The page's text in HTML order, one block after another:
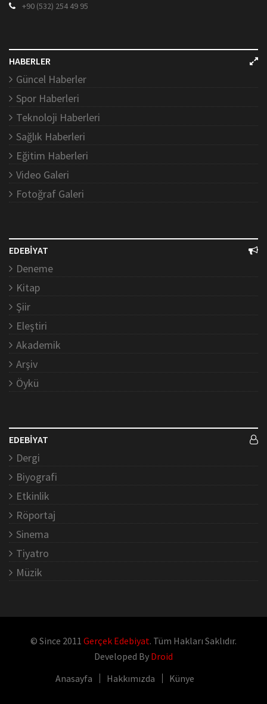
+90 (532) 254 49 95
HABERLER
Güncel Haberler
Spor Haberleri
Teknoloji Haberleri
Sağlık Haberleri
Eğitim Haberleri
Video Galeri
Fotoğraf Galeri
EDEBİYAT
Deneme
Kitap
Şiir
Eleştiri
Akademik
Arşiv
Öykü
EDEBİYAT
Dergi
Biyografi
Etkinlik
Röportaj
Sinema
Tiyatro
Müzik
© Since 2011 Gerçek Edebiyat. Tüm Hakları Saklıdır.
Developed By Droid
Anasayfa
Hakkımızda Künye